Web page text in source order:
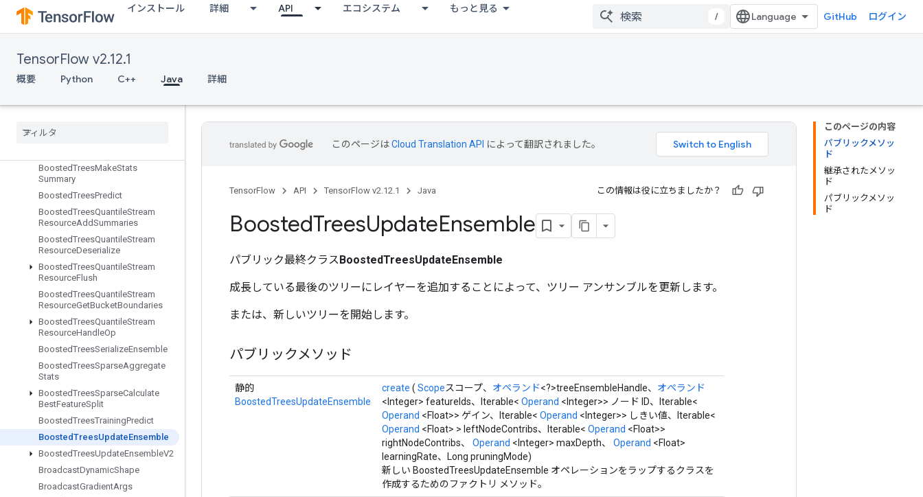
インストール 詳細 API エコシステム もっと見る
/ GitHub ログイン
TensorFlow v2.12.1
概要 Python C++ Java 詳細
BoostedTreesCreateQuantileStreamResource
BoostedTreesDeserializeEnsembl
e
BoostedTreesEnsembleResourceHandleOp
Summaries
BoostedTreesMakeStats
Summary
BoostedTreesPredict
BoostedTreesQuantileStream
ResourceAddSummaries
BoostedTreesQuantileStream
ResourceDeserialize
BoostedTreesQuantileStream
ResourceFlush
BoostedTreesQuantileStream
ResourceGetBucketBoundaries
BoostedTreesQuantileStream
ResourceHandleOp
BoostedTreesSerializeEnsemble
BoostedTreesSparseAggregate
Stats
BoostedTreesSparseCalculate
BestFeatureSplit
BoostedTreesTrainingPredict
BoostedTreesUpdateEnsemble
BoostedTreesUpdateEnsembleV2
BroadcastDynamicShape
BroadcastGradientArgs
このページの内容
パブリックメソッ
ド
継承されたメソッ
ド
パブリックメソッ
ド
このページはCloud Translation API によって翻訳されました。
TensorFlow API TensorFlow v2.12.1 Java この情報は役に立ちましたか？
BoostedTreesUpdateEnsemble
パブリック最終クラスBoostedTreesUpdateEnsemble
成長している最後のツリーにレイヤーを追加することによって、ツリー アンサンブルを更新します。
または、新しいツリーを開始します。
パブリックメソッド
静的
BoostedTreesUpdateEnsemble
create ( Scopeスコープ、 オペランド<?>treeEnsembleHandle、 オペランド
<Integer> featureIds、Iterable< Operand <Integer>> ノード ID、Iterable<
Operand <Float>> ゲイン、Iterable< Operand <Integer>> しきい値、Iterable<
Operand <Float> > leftNodeContribs、Iterable< Operand <Float>>
rightNodeContribs、 Operand <Integer> maxDepth、 Operand <Float>
learningRate、Long pruningMode)
新しい BoostedTreesUpdateEnsemble オペレーションをラップするクラスを
作成するためのファクトリ メソッド。